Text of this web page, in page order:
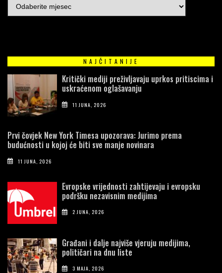
NAJČITANIJE
Kritički mediji preživljavaju uprkos pritiscima i
uskraćenom oglašavanju
11 JUNA, 2026
Prvi čovjek New York Timesa upozorava: Jurimo prema
budućnosti u kojoj će biti sve manje novinara
11 JUNA, 2026
Evropske vrijednosti zahtijevaju i evropsku
podršku nezavisnim medijima
2 JUNA, 2026
Građani i dalje najviše vjeruju medijima,
političari na dnu liste
3 MAJA, 2026